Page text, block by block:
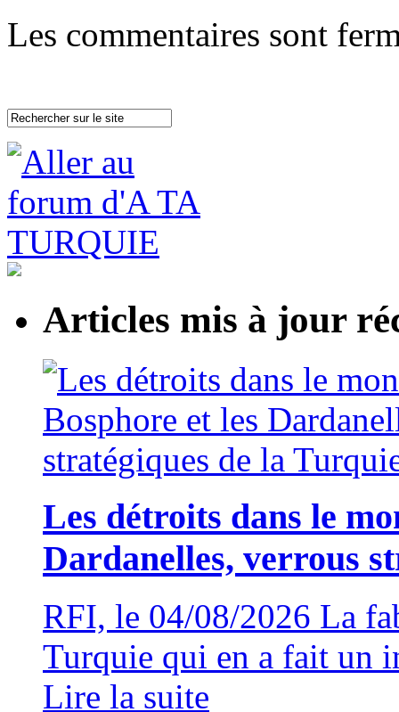
Les commentaires sont
Articles mis à jour
Les détroits dans le
Dardanelles, verrous
RFI, le 04/08/2026 La
Turquie qui en a fait un
Lire la suite